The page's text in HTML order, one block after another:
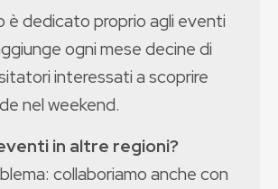
è dedicato proprio agli eventi
ogni mese decine di
interessati a scoprire
nel weekend.
in altre regioni?
collaboriamo anche con